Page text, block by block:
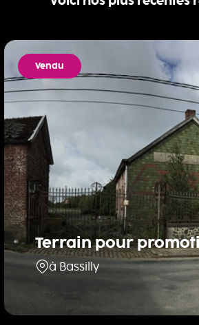
Vendu
Terrain pour
à Bassilly